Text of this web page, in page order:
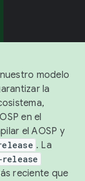
modelo
la
en el
el AOSP y
. La
reciente que